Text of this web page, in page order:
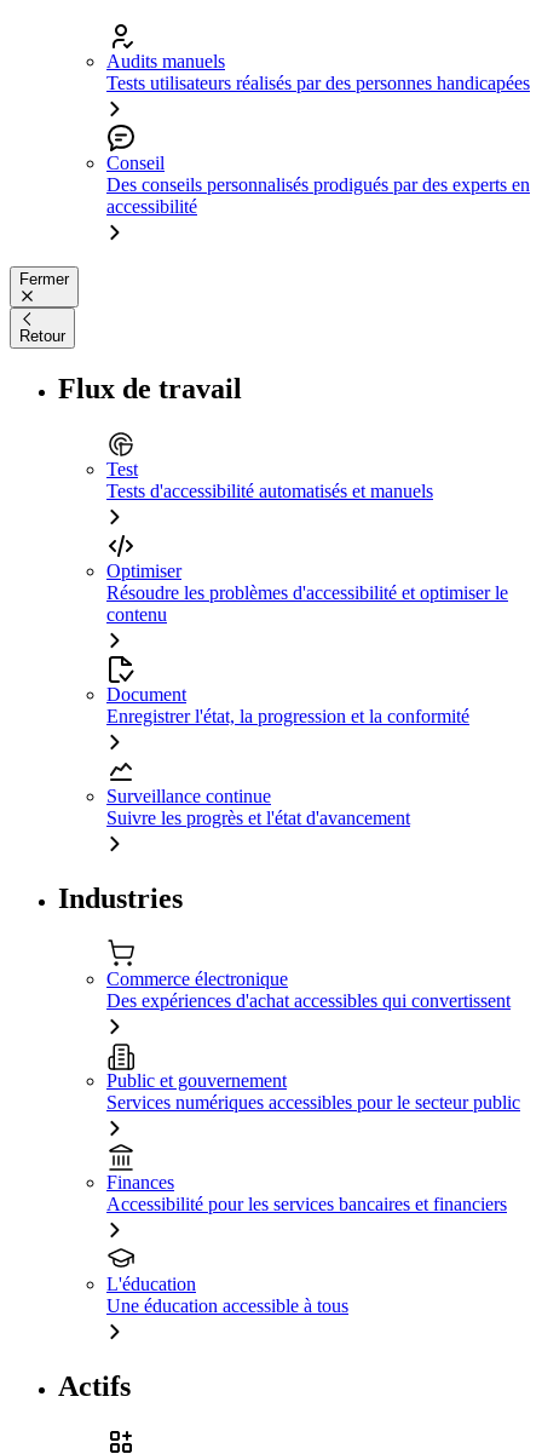
Audits manuels
Tests utilisateurs réalisés par des personnes handicapées
Conseil
Des conseils personnalisés prodigués par des experts en
accessibilité
Fermer
Retour
Flux de travail
Test
Tests d'accessibilité automatisés et manuels
Optimiser
Résoudre les problèmes d'accessibilité et optimiser le
contenu
Document
Enregistrer l'état, la progression et la conformité
Surveillance continue
Suivre les progrès et l'état d'avancement
Industries
Commerce électronique
Des expériences d'achat accessibles qui convertissent
Public et gouvernement
Services numériques accessibles pour le secteur public
Finances
Accessibilité pour les services bancaires et financiers
L'éducation
Une éducation accessible à tous
Actifs